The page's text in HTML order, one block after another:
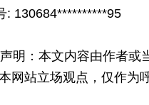
130684**********95
明：本文内容由作者或
网站立场观点，仅作为